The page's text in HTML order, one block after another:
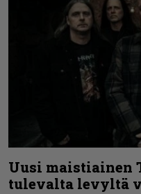
Uusi maistiainen
tulevalta levyltä